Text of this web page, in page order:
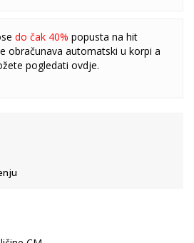
do čak 40% popusta na hit
obračunava automatski u korpi a
pogledati ovdje.